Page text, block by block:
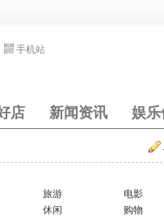
手机站
店 新闻资讯 娱乐
旅游 电影
休闲 购物